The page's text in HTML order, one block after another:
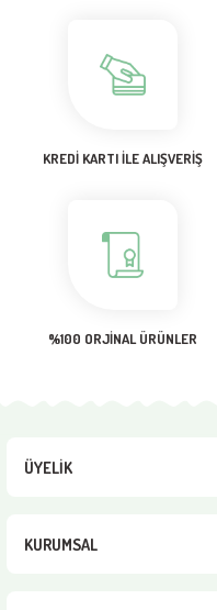
Ürün resmi kalitesiz, bozuk
Ürün açıklamasında eksik
Ürün fiyatı diğer sitelerden
KREDİ KARTI İLE ALIŞVERİŞ
%100 ORJİNAL ÜRÜNLER
ÜYELİK
KURUMSAL